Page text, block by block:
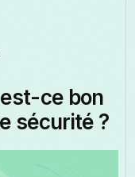
ce bon
sécurité ?